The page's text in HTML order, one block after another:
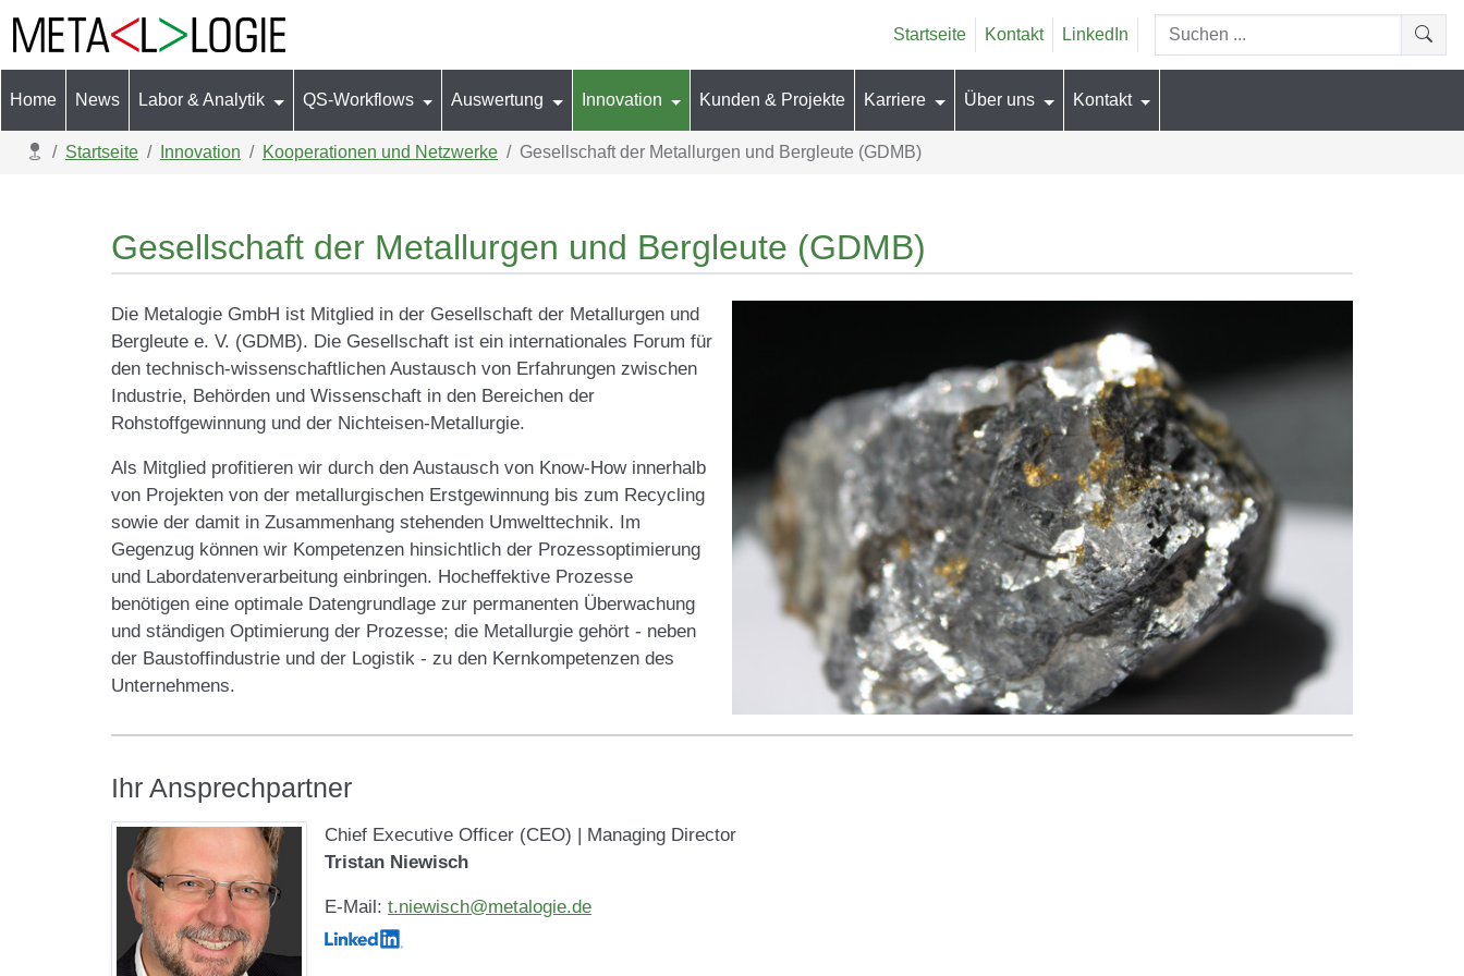
Startseite Kontakt LinkedIn Suchen...
Home News Labor & Analytik QS-Workflows Auswertung Innovation Kunden & Projekte Karriere Über uns Kontakt
Aktuelle Seite:
Startseite Innovation Kooperationen und Netzwerke Gesellschaft der Metallurgen und Bergleute (GDMB)
Gesellschaft der Metallurgen und Bergleute (GDMB)
Die Metalogie GmbH ist Mitglied in der Gesellschaft der Metallurgen und
Bergleute e. V. (GDMB). Die Gesellschaft ist ein internationales Forum für
den technisch-wissenschaftlichen Austausch von Erfahrungen zwischen
Industrie, Behörden und Wissenschaft in den Bereichen der
Rohstoffgewinnung und der Nichteisen-Metallurgie.
Als Mitglied profitieren wir durch den Austausch von Know-How innerhalb
von Projekten von der metallurgischen Erstgewinnung bis zum Recycling
sowie der damit in Zusammenhang stehenden Umwelttechnik. Im
Gegenzug können wir Kompetenzen hinsichtlich der Prozessoptimierung
und Labordatenverarbeitung einbringen. Hocheffektive Prozesse
benötigen eine optimale Datengrundlage zur permanenten Überwachung
und ständigen Optimierung der Prozesse; die Metallurgie gehört - neben
der Baustoffindustrie und der Logistik - zu den Kernkompetenzen des
Unternehmens.
Ihr Ansprechpartner
Chief Executive Officer (CEO) | Managing Director
Tristan Niewisch
E-Mail: t.niewisch@metalogie.de